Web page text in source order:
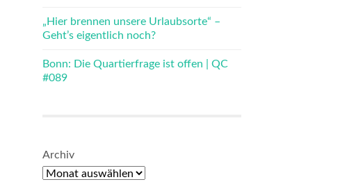
„Hier brennen unsere Urlaubsorte“ –
Geht’s eigentlich noch?
Bonn: Die Quartierfrage ist offen | QC
#089
Archiv